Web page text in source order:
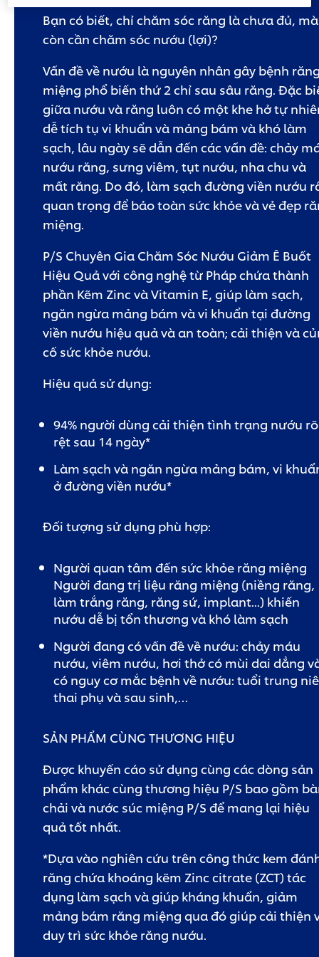
hạng
nào
được
cho
Bạn có biết, chỉ chăm sóc răng là chưa đủ, mà
còn cần chăm sóc nướu (lợi)?
Vấn đề về nướu là nguyên nhân gây bệnh
miệng phổ biến thứ 2 chỉ sau sâu răng. Đặc
giữa nướu và răng luôn có một khe hở tự
dễ tích tụ vi khuẩn và mảng bám và khó làm
sạch, lâu ngày sẽ dẫn đến các vấn đề: chảy
nướu răng, sưng viêm, tụt nướu, nha chu và
mất răng. Do đó, làm sạch đường viền nướu
quan trọng để bảo toàn sức khỏe và vẻ đẹp
miệng.
P/S Chuyên Gia Chăm Sóc Nướu Giảm Ê Buốt
Hiệu Quả với công nghệ từ Pháp chứa thành
phần Kẽm Zinc và Vitamin E, giúp làm sạch,
ngăn ngừa mảng bám và vi khuẩn tại đường
viền nướu hiệu quả và an toàn; cải thiện và
cố sức khỏe nướu.
Hiệu quả sử dụng:
94% người dùng cải thiện tình trạng nướu rõ
rệt sau 14 ngày*
Làm sạch và ngăn ngừa mảng bám, vi
ở đường viền nướu*
Đối tượng sử dụng phù hợp:
Người quan tâm đến sức khỏe răng miệng
Người đang trị liệu răng miệng (niềng răng,
làm trắng răng, răng sứ, implant...) khiến
nướu dễ bị tổn thương và khó làm sạch
Người đang có vấn đề về nướu: chảy máu
nướu, viêm nướu, hơi thở có mùi dai dẳng
có nguy cơ mắc bệnh về nướu: tuổi trung
thai phụ và sau sinh,…
SẢN PHẨM CÙNG THƯƠNG HIỆU
Được khuyến cáo sử dụng cùng các dòng sản
phẩm khác cùng thương hiệu P/S bao gồm
chải và nước súc miệng P/S để mang lại hiệu
quả tốt nhất.
*Dựa vào nghiên cứu trên công thức kem
răng chứa khoáng kẽm Zinc citrate (ZCT) tác
dụng làm sạch và giúp kháng khuẩn, giảm
mảng bám răng miệng qua đó giúp cải thiện
duy trì sức khỏe răng nướu.